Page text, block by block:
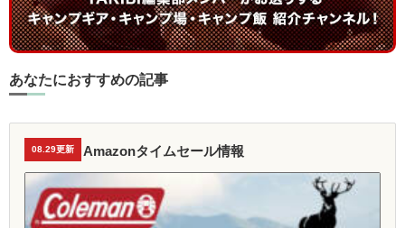
あなたにおすすめの記事
08.29更新 Amazonタイムセール情報